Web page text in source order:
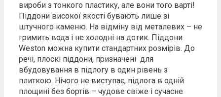
вироби з тонкого пластику, але вони того варті!
Піддони високої якості бувають лише зі
штучного каменю. На відміну від металевих – не
гримить вода і не холодні на дотик. Піддони
Weston можна купити стандартних розмірів. До
речі, плоскі піддони, призначені для
вбудовування в підлогу в один рівень з
плиткою. Нічого не виступає, підлога в одній
площині без бортів – чудове свіже і сучасне